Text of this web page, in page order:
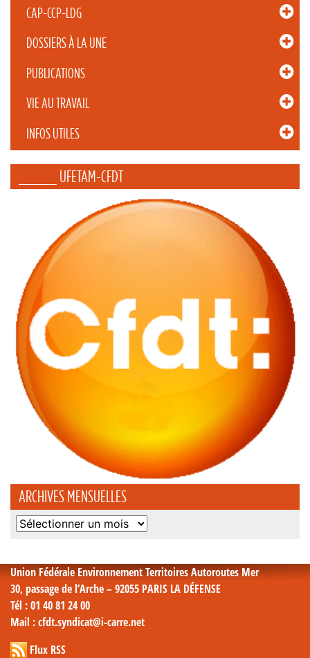
CAP-CCP-LDG
DOSSIERS À LA UNE
PUBLICATIONS
VIE AU TRAVAIL
INFOS UTILES
_____ UFETAM-CFDT
ARCHIVES MENSUELLES
Archives
Union Fédérale Environnement Territoires Autoroutes Mer
30, passage de l’Arche – 92055 PARIS LA DÉFENSE
Tél : 01 40 81 24 00
Mail : cfdt.syndicat@i-carre.net
Flux RSS